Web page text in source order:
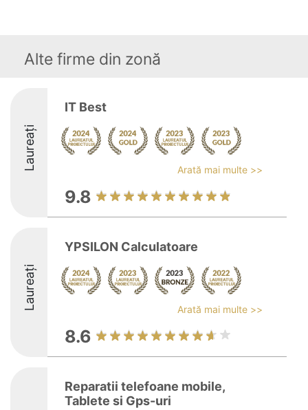
Alte firme din zonă
Laureați
IT Best
Arată mai multe >>
9.8
Laureați
YPSILON Calculatoare
Arată mai multe >>
8.6
Reparatii telefoane mobile,
Tablete si Gps-uri